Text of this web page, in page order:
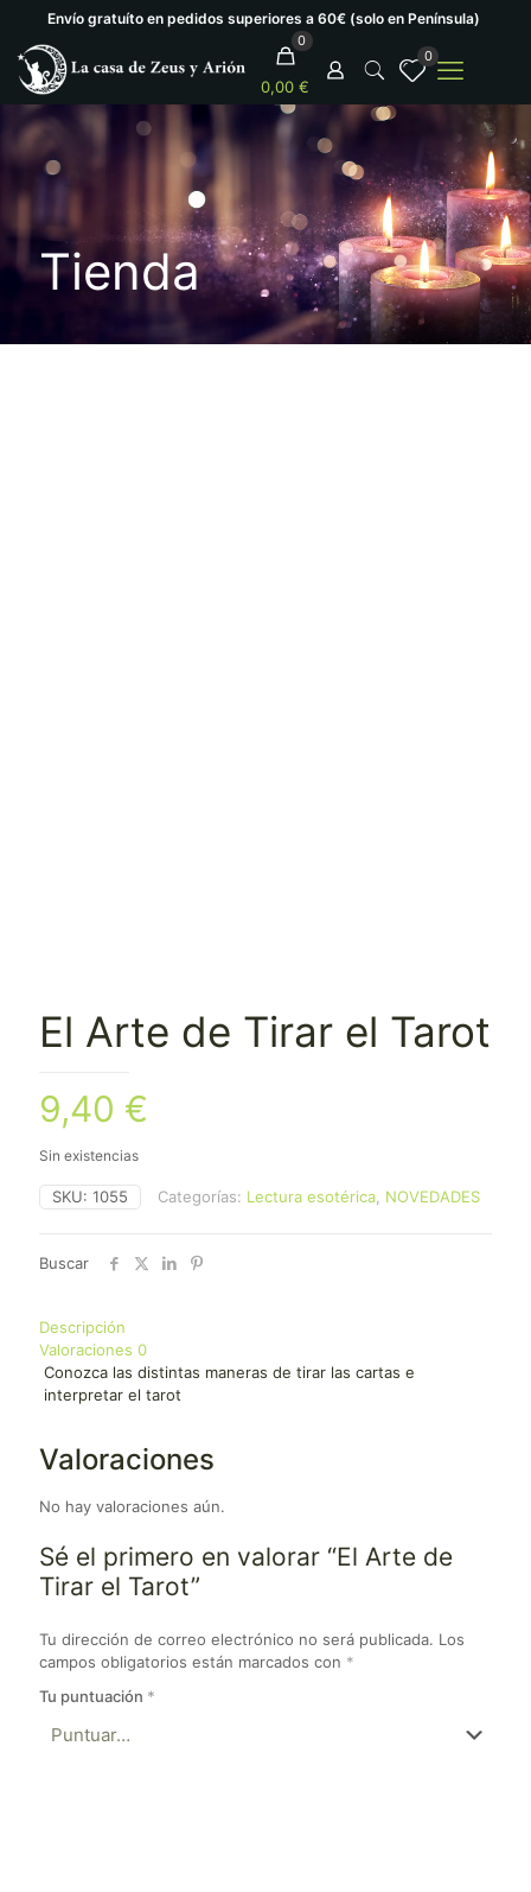
Envío gratuíto en pedidos superiores a 60€ (solo en Península)
0
0,00 €
0
Tienda
El Arte de Tirar el Tarot
9,40 €
Sin existencias
SKU: 1055 Categorías: Lectura esotérica, NOVEDADES
Buscar
Descripción
Valoraciones 0
Conozca las distintas maneras de tirar las cartas e
interpretar el tarot
Valoraciones
No hay valoraciones aún.
Sé el primero en valorar “El Arte de
Tirar el Tarot”
Tu dirección de correo electrónico no será publicada. Los
campos obligatorios están marcados con *
Tu puntuación *